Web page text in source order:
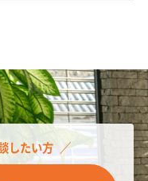
したい方